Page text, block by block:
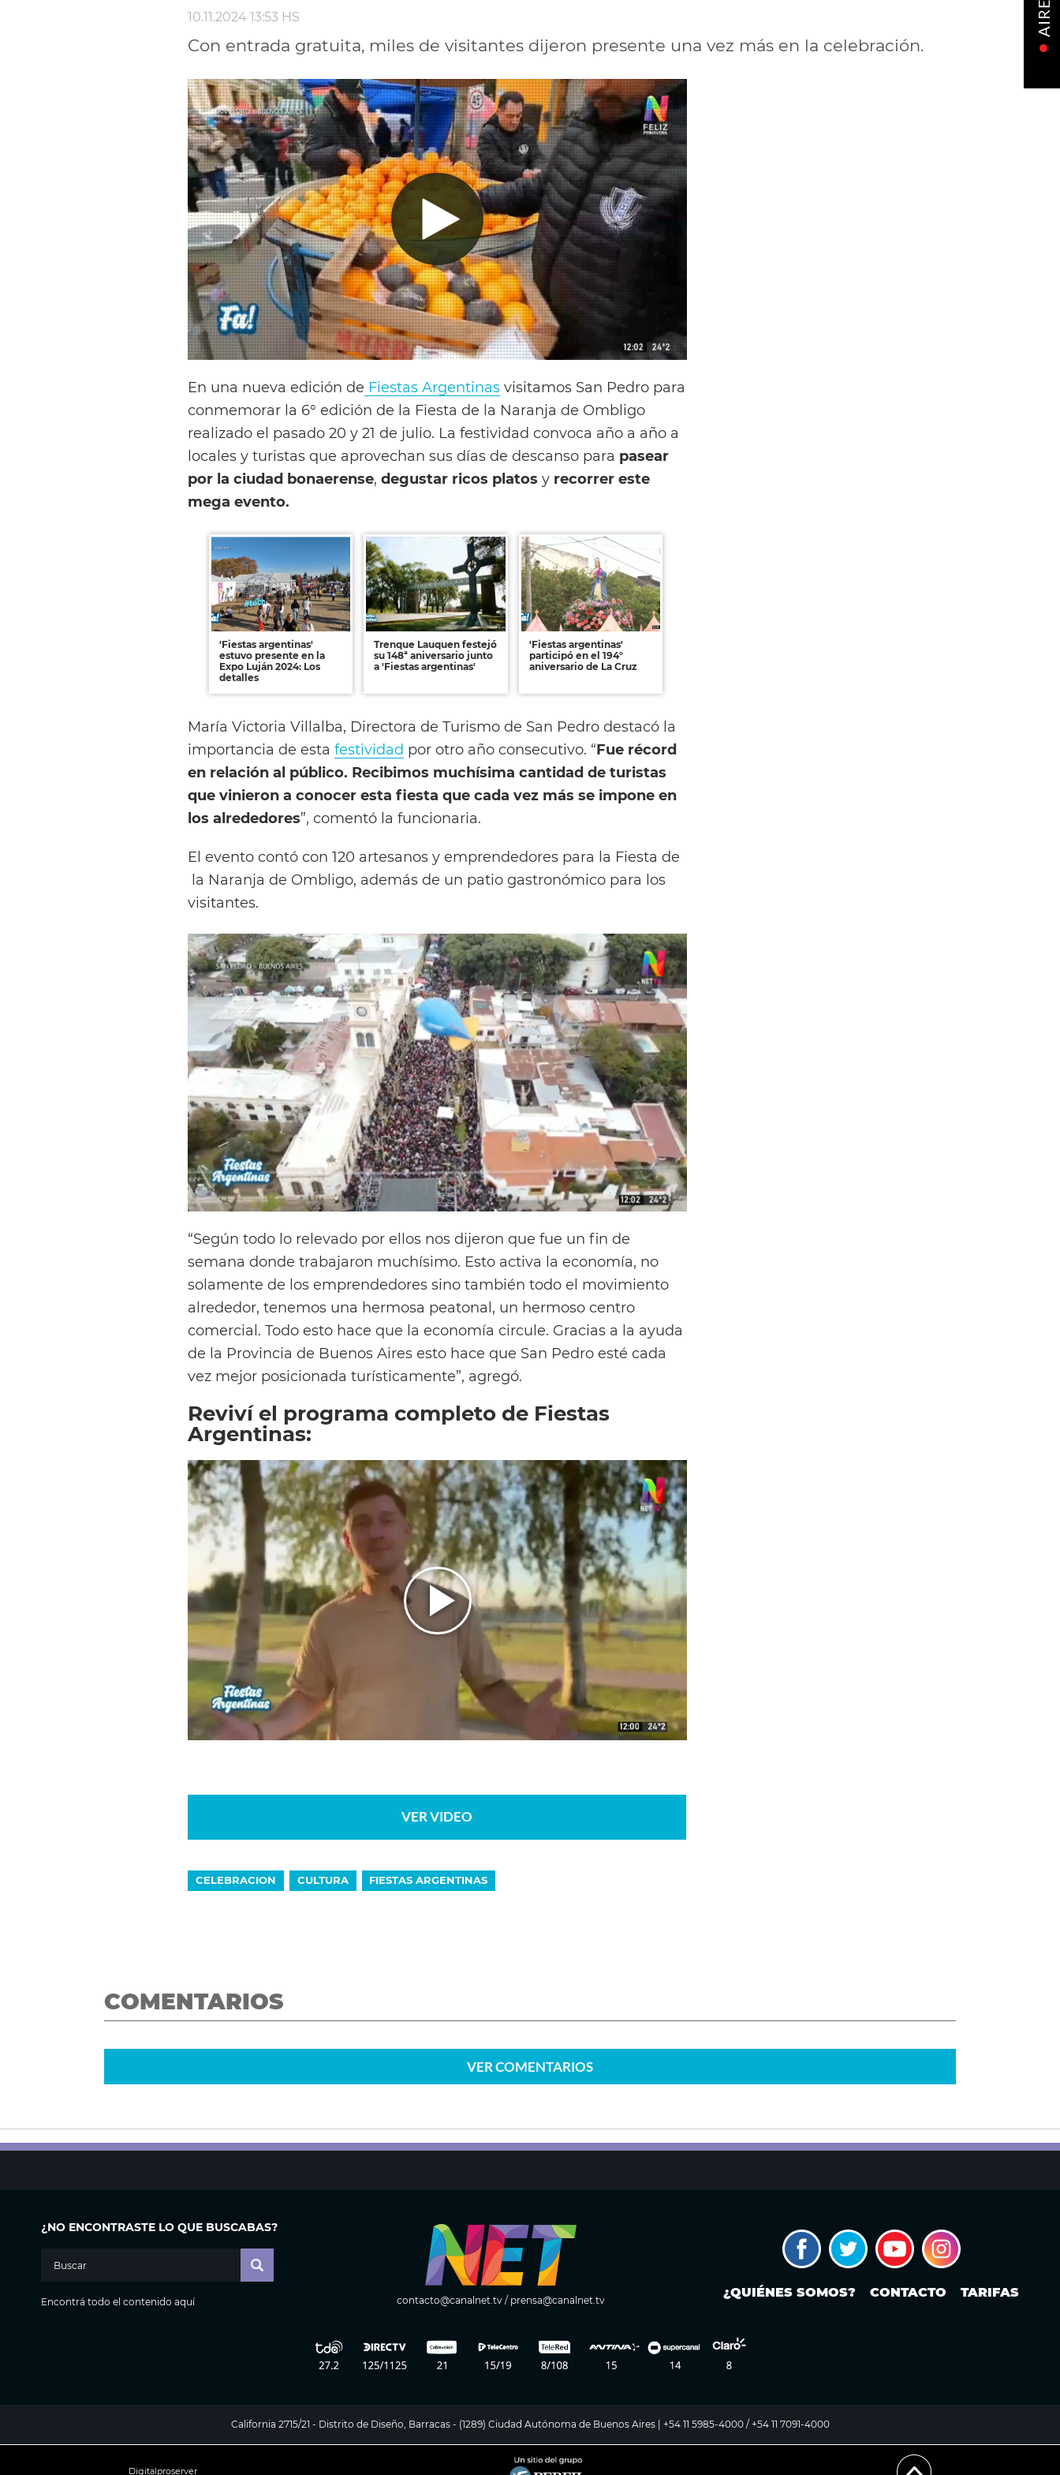
10.11.2024 13:53 HS
Con entrada gratuita, miles de visitantes dijeron presente una vez más en la celebración.
En una nueva edición de Fiestas Argentinas visitamos San Pedro para
conmemorar la 6° edición de la Fiesta de la Naranja de Ombligo
realizado el pasado 20 y 21 de julio. La festividad convoca año a año a
locales y turistas que aprovechan sus días de descanso para pasear
por la ciudad bonaerense, degustar ricos platos y recorrer este
mega evento.
'Fiestas argentinas'
estuvo presente en la
Expo Luján 2024: Los
detalles
Trenque Lauquen festejó
su 148ª aniversario junto
a 'Fiestas argentinas'
'Fiestas argentinas'
participó en el 194°
aniversario de La Cruz
María Victoria Villalba, Directora de Turismo de San Pedro destacó la
importancia de esta festividad por otro año consecutivo. “Fue récord
en relación al público. Recibimos muchísima cantidad de turistas
que vinieron a conocer esta fiesta que cada vez más se impone en
los alrededores”, comentó la funcionaria.
El evento contó con 120 artesanos y emprendedores para la Fiesta de
la Naranja de Ombligo, además de un patio gastronómico para los
visitantes.
“Según todo lo relevado por ellos nos dijeron que fue un fin de
semana donde trabajaron muchísimo. Esto activa la economía, no
solamente de los emprendedores sino también todo el movimiento
alrededor, tenemos una hermosa peatonal, un hermoso centro
comercial. Todo esto hace que la economía circule. Gracias a la ayuda
de la Provincia de Buenos Aires esto hace que San Pedro esté cada
vez mejor posicionada turísticamente”, agregó.
Reviví el programa completo de Fiestas
Argentinas:
VER VIDEO
CELEBRACION CULTURA FIESTAS ARGENTINAS
COMENTARIOS
VERCOMENTARIOS
¿NO ENCONTRASTE LO QUE BUSCABAS?
Encontrá todo el contenido aquí contacto@canalnet.tv/ prensa@canalnet.tv ¿QUIÉNES SOMOS? CONTACTO TARIFAS
California 2715/21 - Distrito de Diseño, Barracas - (1289) Ciudad Autónoma de Buenos Aires | +54 11 5985-4000 / +54 11 7091-4000
Digitalproserver
AIRE